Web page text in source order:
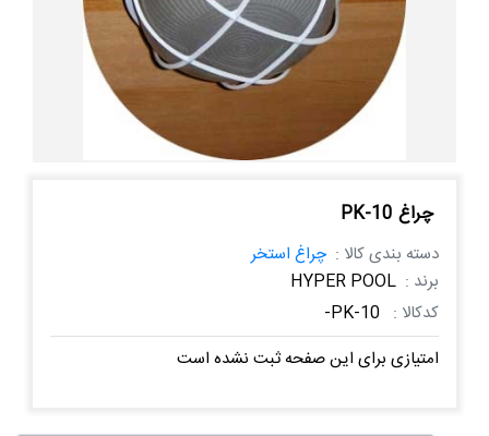
چراغ PK-10
دسته بندی کالا : چراغ استخر
برند : HYPER POOL
کدکالا : PK-10-
امتیازی برای این صفحه ثبت نشده است